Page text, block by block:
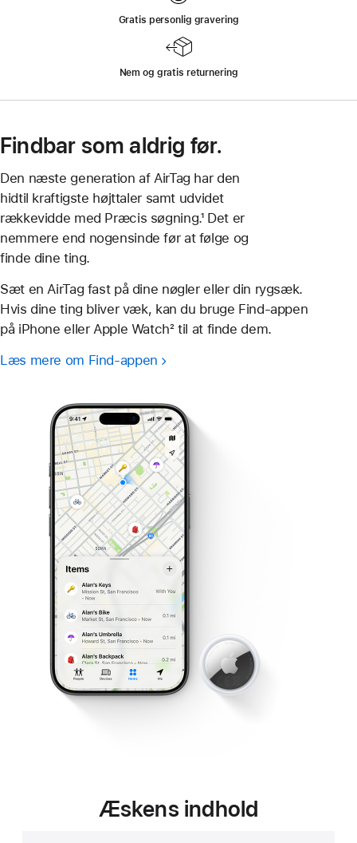
Gratis personlig gravering
Nem og gratis returnering
Findbar som aldrig før.
Den næste generation af AirTag har den
hidtil kraftigste højttaler samt udvidet
rækkevidde med Præcis søgning.¹ Det er
nemmere end nogensinde før at følge og
finde dine ting.
Sæt en AirTag fast på dine nøgler eller din rygsæk.
Hvis dine ting bliver væk, kan du bruge Find-appen
på iPhone eller Apple Watch² til at finde dem.
Læs mere om Find-appen
Æskens indhold